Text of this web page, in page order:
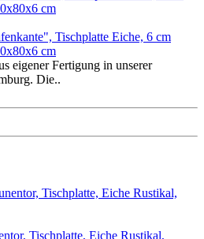
Tischplatte Eiche, 6 cm
cm
eigener Fertigung in unserer
Die..
Tischplatte, Eiche Rustikal,